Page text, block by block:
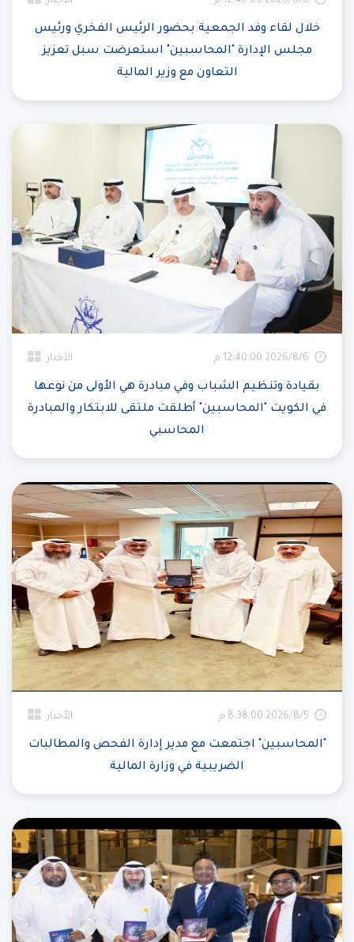
خلال لقاء وفد الجمعية بحضور الرئيس الفخري ورئيس
مجلس الإدارة "المحاسبين" استعرضت سبل تعزيز
التعاون مع وزير المالية
6‏‏/8‏‏/2026 12:40:00 م الأخبار
بقيادة وتنظيم الشباب وفي مبادرة هي الأولى من نوعها
في الكويت "المحاسبين" أطلقت ملتقى للابتكار والمبادرة
المحاسبي
5‏‏/8‏‏/2026 8:38:00 م الأخبار
"المحاسبين" اجتمعت مع مدير إدارة الفحص والمطالبات
الضريبية في وزارة المالية